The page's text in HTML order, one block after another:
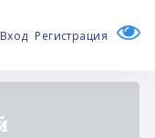
Вход Регистрация